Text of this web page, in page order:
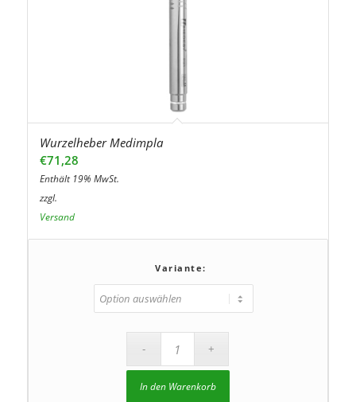
Wurzelheber Medimpla
€71,28
Enthält 19% MwSt.
zzgl.
Versand
Variante:
In den Warenkorb